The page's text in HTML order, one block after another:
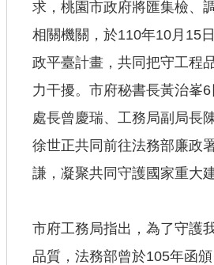
桃園市政府
常見問答
工務局
市政信箱
網站導覽
【網站安全政策】
【隱私權政策】
求，桃園市政府將匯集檢、
相關機關，於110年10月15
政平臺計畫，共同把守工程
力干擾。市府秘書長黃治峯
處長曾慶瑞、工務局副局長
徐世正共同前往法務部廉政
謙，凝聚共同守護國家重大
市府工務局指出，為了守護
品質，法務部曾於105年函